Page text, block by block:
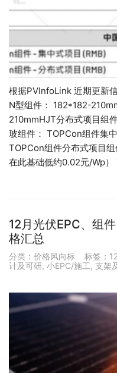
根据PVInfoLink 近期更新
N型组件： 182*182-
210mmHJT分布式项目组
玻组件： TOPCon组件集
TOPCon组件分布式项目
在此基础低约0.02元/Wp
12月光伏EPC、组
格汇总
分类： 价格风向标 标签：
计及可研, 小EPC/施工, 支架